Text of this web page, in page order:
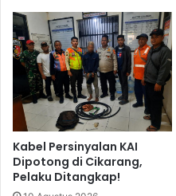
Kabel Persinyalan KAI
Dipotong di Cikarang,
Pelaku Ditangkap!